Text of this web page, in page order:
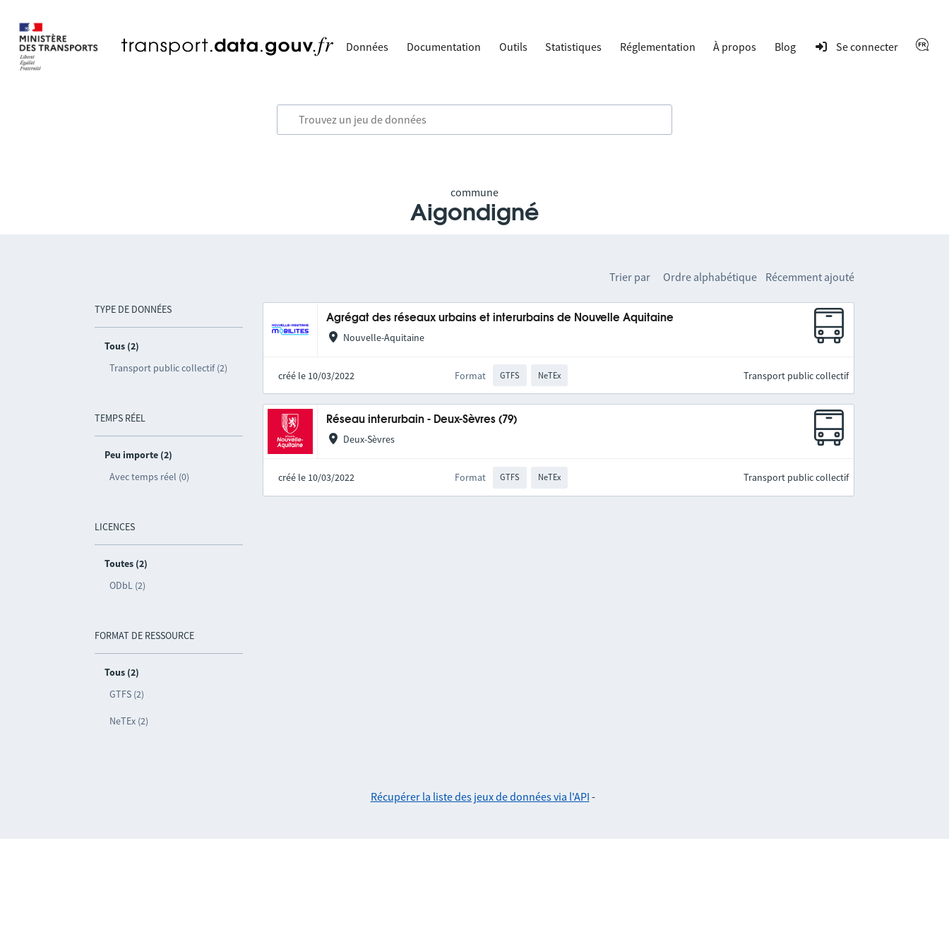
Données Documentation Outils Statistiques Réglementation À propos Blog Se connecter
commune
Aigondigné
TYPE DE DONNÉES
Tous (2)
Transport public collectif (2)
TEMPS RÉEL
Peu importe (2)
Avec temps réel (0)
LICENCES
Toutes (2)
ODbL (2)
FORMAT DE RESSOURCE
Tous (2)
GTFS (2)
NeTEx (2)
Trier par Ordre alphabétique Récemment ajouté
Agrégat des réseaux urbains et interurbains de Nouvelle Aquitaine
Nouvelle-Aquitaine
créé le 10/03/2022 Format GTFS NeTEx Transport public collectif
Réseau interurbain - Deux-Sèvres (79)
Deux-Sèvres
créé le 10/03/2022 Format GTFS NeTEx Transport public collectif
Récupérer la liste des jeux de données via l'API -